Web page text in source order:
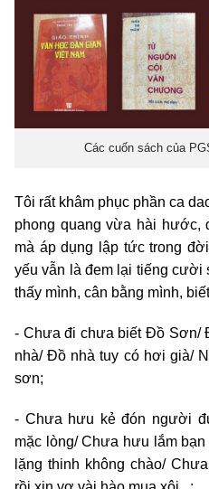
Các cuốn sách của
Tôi rất khâm phục phần ca
phong quang vừa hài hước,
mà áp dụng lập tức trong
yếu vẫn là đem lại tiếng cười
thấy mình, cân bằng mình,
- Chưa đi chưa biết Đồ Sơn/
nhà/ Đồ nhà tuy có hơi già/
sơn;
- Chưa hưu kẻ đón người
mặc lòng/ Chưa hưu lắm
lặng thinh không chào/